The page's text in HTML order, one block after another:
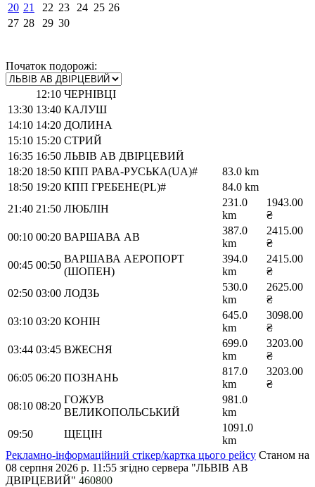
20 21 22 23 24 25 26
27 28 29 30
Початок подорожі:
12:10 ЧЕРНІВЦІ
13:30 13:40 КАЛУШ
14:10 14:20 ДОЛИНА
15:10 15:20 СТРИЙ
16:35 16:50 ЛЬВІВ АВ ДВІРЦЕВИЙ
18:20 18:50 КПП РАВА-РУСЬКА(UA)#
83.0 km
18:50 19:20 КПП ГРЕБЕНЕ(PL)#
84.0 km
21:40 21:50 ЛЮБЛІН
231.0
km
1943.00
₴
00:10 00:20 ВАРШАВА АВ
387.0
km
2415.00
₴
00:45 00:50
ВАРШАВА АЕРОПОРТ
(ШОПЕН)
394.0
km
2415.00
₴
02:50 03:00 ЛОДЗЬ
530.0
km
2625.00
₴
03:10 03:20 КОНІН
645.0
km
3098.00
₴
03:44 03:45 ВЖЕСНЯ
699.0
km
3203.00
₴
06:05 06:20 ПОЗНАНЬ
817.0
km
3203.00
₴
08:10 08:20
ГОЖУВ
ВЕЛИКОПОЛЬСЬКИЙ
981.0
km
09:50
ЩЕЦІН
1091.0
km
Рекламно-інформаційний стікер/картка цього рейсу Станом на
08 серпня 2026 р. 11:55 згідно сервера "ЛЬВІВ АВ
ДВІРЦЕВИЙ" 460800